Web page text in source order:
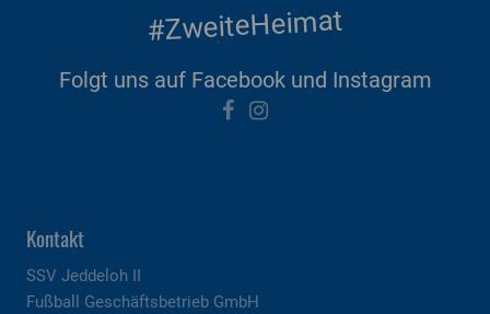
#ZweiteHeimat
Folgt uns auf Facebook und Instagram
Kontakt
SSV Jeddeloh II
Fußball Geschäftsbetrieb GmbH